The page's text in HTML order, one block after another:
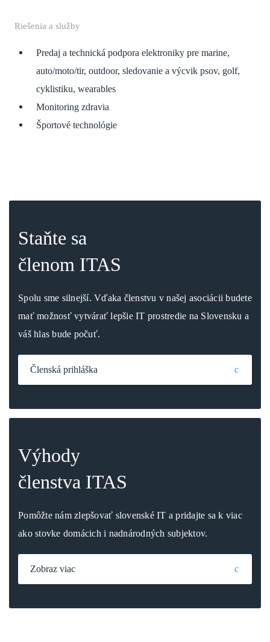
Riešenia a služby
Predaj a technická podpora elektroniky pre marine,
auto/moto/tir, outdoor, sledovanie a výcvik psov, golf,
cyklistiku, wearables
Monitoring zdravia
Športové technológie
Staňte sa
členom ITAS
Spolu sme silnejší. Vďaka členstvu v našej asociácii budete
mať možnosť vytvárať lepšie IT prostredie na Slovensku a
váš hlas bude počuť.
Členská prihláška
Výhody
členstva ITAS
Pomôžte nám zlepšovať slovenské IT a pridajte sa k viac
ako stovke domácich i nadnárodných subjektov.
Zobraz viac